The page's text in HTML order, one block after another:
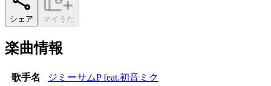
シェア マイうた
楽曲情報
歌手名
ジミーサムP feat.初音ミク